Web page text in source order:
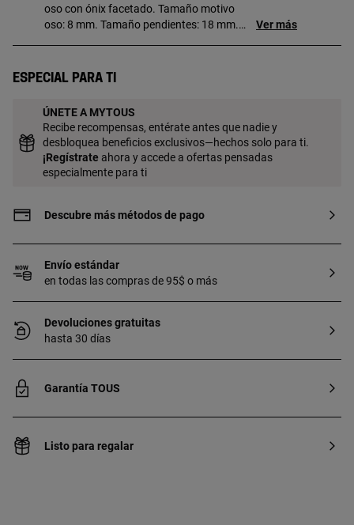
oso con ónix facetado. Tamaño motivo
oso: 8 mm. Tamaño pendientes: 18 mm.
kt y 3 micras de espesor. Esta calidad
joya.
Ver más
Especial para ti
ÚNETE A MYTOUS
Recibe recompensas, entérate antes que nadie y
desbloquea beneficios exclusivos—hechos solo para ti.
¡Regístrate ahora y accede a ofertas pensadas
especialmente para ti
Descubre más métodos de pago
Envío estándar
en todas las compras de 95$ o más
Devoluciones gratuitas
hasta 30 días
Garantía TOUS
Listo para regalar